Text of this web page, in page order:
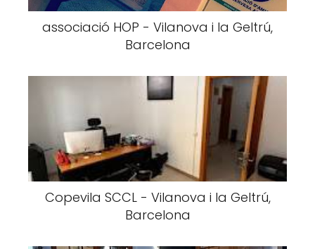
associació HOP - Vilanova i la Geltrú,
Barcelona
Copevila SCCL - Vilanova i la Geltrú,
Barcelona